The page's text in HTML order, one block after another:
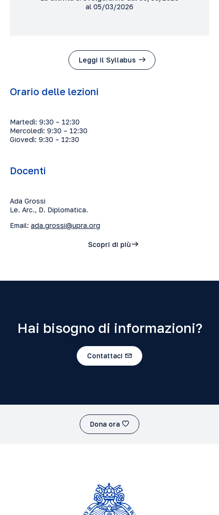
al 05/03/2026
Leggi il Syllabus
Orario delle lezioni
Martedì: 9:30 – 12:30
Mercoledì: 9:30 – 12:30
Giovedì: 9:30 – 12:30
Docenti
Ada Grossi
Le. Arc., D. Diplomatica.
Email: ada.grossi@upra.org
Scopri di più
Hai bisogno di informazioni?
Contattaci
Dona ora